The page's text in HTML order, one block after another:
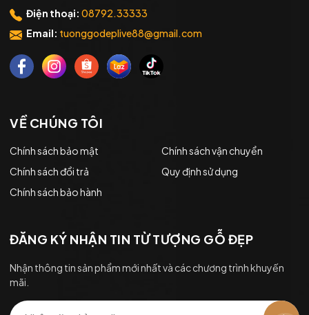
Điện thoại: 08792.33333
Email: tuonggodeplive88@gmail.com
VỀ CHÚNG TÔI
Chính sách bảo mật
Chính sách vận chuyển
Chính sách đổi trả
Quy định sử dụng
Chính sách bảo hành
ĐĂNG KÝ NHẬN TIN TỪ TƯỢNG GỖ ĐẸP
Nhận thông tin sản phẩm mới nhất và các chương trình khuyến
mãi.